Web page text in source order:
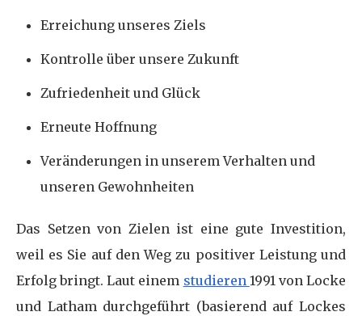
Erreichung unseres Ziels
Kontrolle über unsere Zukunft
Zufriedenheit und Glück
Erneute Hoffnung
Veränderungen in unserem Verhalten und
unseren Gewohnheiten
Das Setzen von Zielen ist eine gute Investition,
weil es Sie auf den Weg zu positiver Leistung und
Erfolg bringt. Laut einem studieren 1991 von Locke
und Latham durchgeführt (basierend auf Lockes